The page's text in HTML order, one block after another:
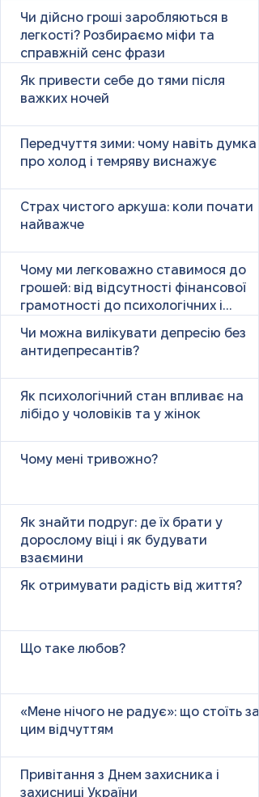
Чи дійсно гроші заробляються в
легкості? Розбираємо міфи та
справжній сенс фрази
Як привести себе до тями після
важких ночей
Передчуття зими: чому навіть думка
про холод і темряву виснажує
Страх чистого аркуша: коли почати
найважче
Чому ми легковажно ставимося до
грошей: від відсутності фінансової
грамотності до психологічних і
Чи можна вилікувати депресію без
антидепресантів?
Як психологічний стан впливає на
лібідо у чоловіків та у жінок
Чому мені тривожно?
Як знайти подруг: де їх брати у
дорослому віці і як будувати
взаємини
Як отримувати радість від життя?
Що таке любов?
«Мене нічого не радує»: що стоїть за
цим відчуттям
Привітання з Днем захисника і
захисниці України